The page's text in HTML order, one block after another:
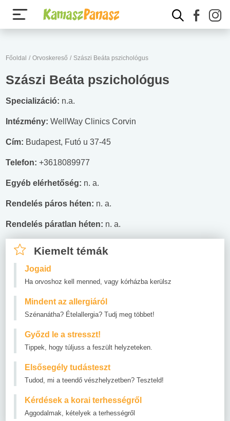
Főoldal / Orvoskereső / Szászi Beáta pszichológus
Szászi Beáta pszichológus
Specializáció: n.a.
Intézmény: WellWay Clinics Corvin
Cím: Budapest, Futó u 37-45
Telefon: +3618089977
Egyéb elérhetőség: n. a.
Rendelés páros héten: n. a.
Rendelés páratlan héten: n. a.
Kiemelt témák
Jogaid
Ha orvoshoz kell menned, vagy kórházba kerülsz
Mindent az allergiáról
Szénanátha? Ételallergia? Tudj meg többet!
Győzd le a stresszt!
Tippek, hogy túljuss a feszült helyzeteken.
Elsősegély tudásteszt
Tudod, mi a teendő vészhelyzetben? Teszteld!
Kérdések a korai terhességről
Aggodalmak, kételyek a terhességről